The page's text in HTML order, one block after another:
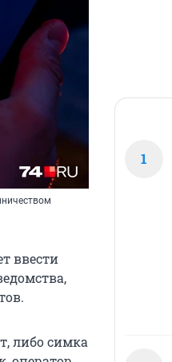
ввести
либо симка
1